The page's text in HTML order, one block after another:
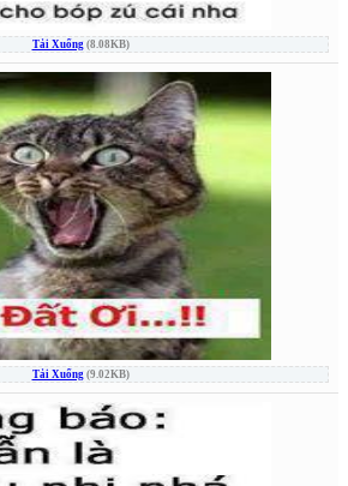
Tải Xuống(8.08KB)
Tải Xuống(9.02KB)